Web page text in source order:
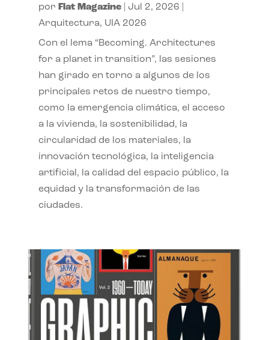
por Flat Magazine| Jul 2, 2026
Arquitectura, UIA 2026
Con el lema “Becoming. Architectures
for a planet in transition”, las sesiones
han girado en torno a algunos de los
principales retos de nuestro tiempo,
como la emergencia climática, el acceso
a la vivienda, la sostenibilidad, la
circularidad de los materiales, la
innovación tecnológica, la inteligencia
artificial, la calidad del espacio público, la
equidad y la transformación de las
ciudades.